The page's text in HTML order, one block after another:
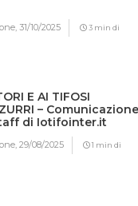
31/10/2025 3 min di
E AI TIFOSI
– Comunicazione
di Iotifointer.it
29/08/2025 1 min di